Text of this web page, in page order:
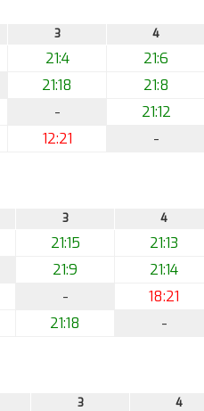
3 4
21:4 21:6
21:18 21:8
- 21:12
12:21 -
3 4
21:15 21:13
21:9 21:14
- 18:21
21:18 -
3 4